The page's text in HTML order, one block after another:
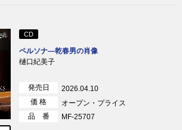
CD
ペルソナ―乾春男の肖像
樋口紀美子
発売日
2026.04.10
価 格
オープン・プライス
品 番
MF-25707